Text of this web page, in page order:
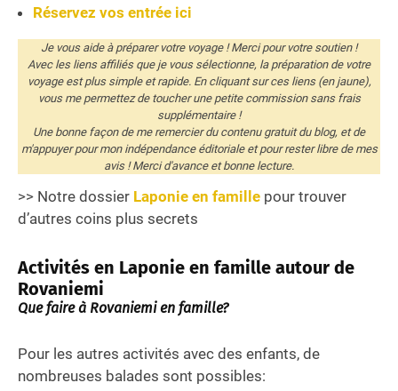
Réservez vos entrée ici
Je vous aide à préparer votre voyage ! Merci pour votre soutien !
Avec les liens affiliés que je vous sélectionne, la préparation de votre
voyage est plus simple et rapide. En cliquant sur ces liens (en jaune),
vous me permettez de toucher une petite commission sans frais
supplémentaire !
Une bonne façon de me remercier du contenu gratuit du blog, et de
m'appuyer pour mon indépendance éditoriale et pour rester libre de mes
avis ! Merci d'avance et bonne lecture.
>> Notre dossier Laponie en famille pour trouver
d’autres coins plus secrets
Activités en Laponie en famille autour de
Rovaniemi
Que faire à Rovaniemi en famille?
Pour les autres activités avec des enfants, de
nombreuses balades sont possibles: